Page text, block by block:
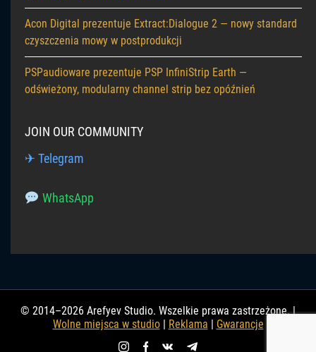
Acon Digital prezentuje Extract:Dialogue 2 — nowy standard
czyszczenia mowy w postprodukcji
PSPaudioware prezentuje PSP InfiniStrip Earth —
odświeżony, modularny channel strip bez opóźnień
JOIN OUR COMMUNITY
✈ Telegram
WhatsApp
© 2014–2026 Arefyev Studio. Wszelkie prawa zastrzeżone. |
Wolne miejsca w studio| Reklama Gwarancje